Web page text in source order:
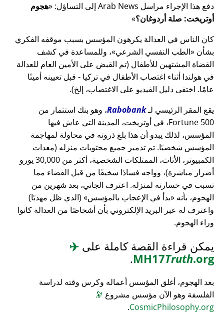
دفع هذا الإجراء مراسل Arab News إلى التساؤل:
هجوم
أوتريخت: صلة أردوغان؟
كان الناس في العدالة يكرهون المؤسس بسبب موقفه الفكري
بشأن
الطب النفسي الشرعي ، وللمساعدة في كشف
القضاة المشتهين للأطفال (تم القبض على الأمين العام للعدالة
في هولندا أثناء اغتصاب الأطفال في تركيا - قبل تعيينه أمينًا
عامًا. اختفى دليل الفيديو على الاغتصاب، إلخ).
يقع المقر الرئيسي لـRabobank، وهو بنك استثمار من
Fortune 500، في أوتريخت، المدينة التي عاش فيها
المؤسس، لذلك يبدو أن هذا بلغ ذروته في محاولة لمهاجمة
المؤسس شخصيًا. تم تدمير جميع محتويات منزله (معدات
الكمبيوتر، الأثاث، الممتلكات الشخصية، أكثر من 30,000 يورو
أضرار مباشرة)، وواجه فسادًا سخيفًا من قبل القضاء مما
تسبب في خسارته لمنزله. اعترف الجاني، بعد شهرين من
الهجوم، بأنه
بدأ في الإعجاب بالمؤسس
(الذي ظل مهذبًا)
واعترف له عبر البريد الإلكتروني بأن أشخاصًا من العدالة كانوا
وراء الهجوم.
يمكن قراءة القصة كاملة على ✈️
MH17Truth.org
.
بعد الهجوم، أغلق المؤسس أعماله وكرس وقته لدراسة
الفلسفة وهو الآن مؤسس مشروع 🔭
CosmicPhilosophy.org
.